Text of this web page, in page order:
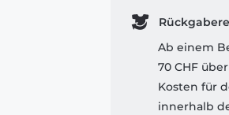
Ab einem
70 CHF
Kosten für
innerhalb